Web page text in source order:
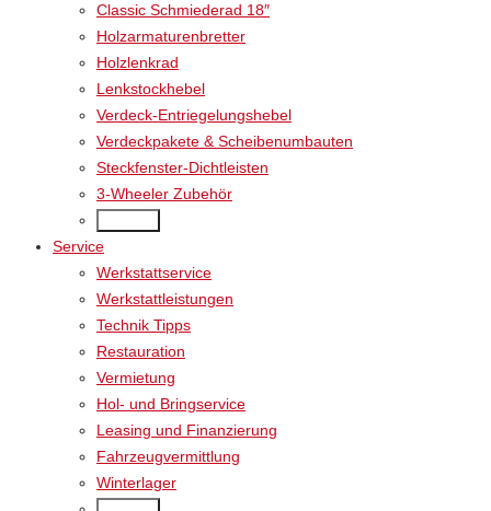
Classic Schmiederad 18″
Holzarmaturenbretter
Holzlenkrad
Lenkstockhebel
Verdeck-Entriegelungshebel
Verdeckpakete & Scheibenumbauten
Steckfenster-Dichtleisten
3-Wheeler Zubehör
Service
Werkstattservice
Werkstattleistungen
Technik Tipps
Restauration
Vermietung
Hol- und Bringservice
Leasing und Finanzierung
Fahrzeugvermittlung
Winterlager